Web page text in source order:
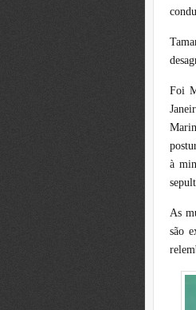
Foi
à
As
são